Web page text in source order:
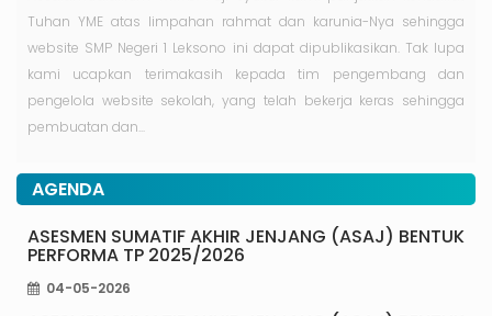
Tuhan YME atas limpahan rahmat dan karunia-Nya sehingga
website SMP Negeri 1 Leksono ini dapat dipublikasikan. Tak lupa
kami ucapkan terimakasih kepada tim pengembang dan
pengelola website sekolah, yang telah bekerja keras sehingga
pembuatan dan...
AGENDA
ASESMEN SUMATIF AKHIR JENJANG (ASAJ) BENTUK
PERFORMA TP 2025/2026
04-05-2026